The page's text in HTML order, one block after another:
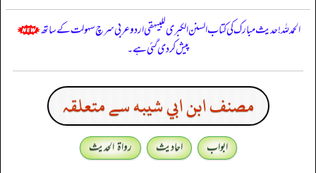
الحمدللہ! حدیث مبارک کی کتاب السنن الكبرى للبيهقي اردو عربی سرچ سہولت کے ساتھ
پیش کر دی گئی ہے۔
مصنف ابن ابي شيبه سے متعلقہ
ابواب احادیث
رواۃ الحدیث